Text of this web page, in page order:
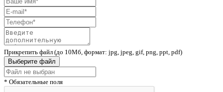
Прикрепить файл (до 10Мб, формат: jpg, jpeg, gif, png, ppt, pdf)
Выберите файл
* Обязательные поля